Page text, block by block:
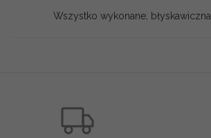
Wszystko wykonane,